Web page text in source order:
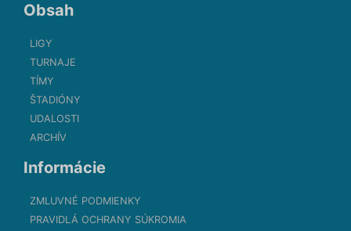
Obsah
LIGY
TURNAJE
TÍMY
ŠTADIÓNY
UDALOSTI
ARCHÍV
Informácie
ZMLUVNÉ PODMIENKY
PRAVIDLÁ OCHRANY SÚKROMIA